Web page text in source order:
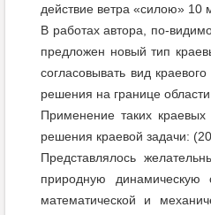
действие ветра «силою» 10
В работах автора, по-
предложен новый тип
согласовывать вид
решения на границе
Применение таких
решения краевой задачи:
Представлялось
природную
математической и